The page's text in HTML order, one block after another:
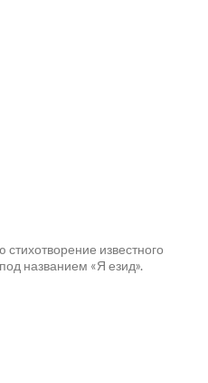
известного
названием «Я езид».